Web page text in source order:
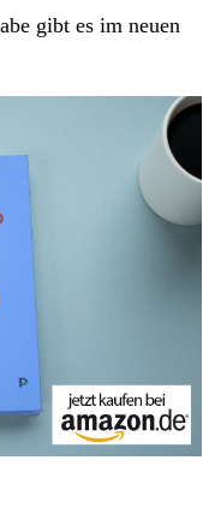
gibt es im neuen